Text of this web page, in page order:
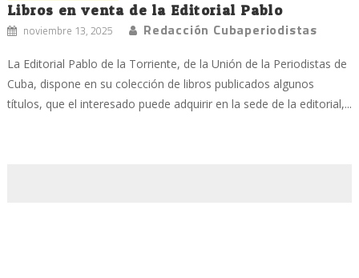
Libros en venta de la Editorial Pablo
noviembre 13, 2025 Redacción Cubaperiodistas
La Editorial Pablo de la Torriente, de la Unión de la Periodistas de
Cuba, dispone en su colección de libros publicados algunos
títulos, que el interesado puede adquirir en la sede de la editorial,...